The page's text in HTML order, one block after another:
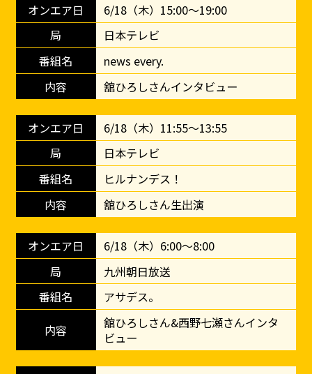
6/18（木）15:00～19:00
日本テレビ
news every.
舘ひろしさんインタビュー
6/18（木）11:55～13:55
日本テレビ
ヒルナンデス！
舘ひろしさん生出演
6/18（木）6:00～8:00
九州朝日放送
アサデス。
舘ひろしさん&西野七瀬さんインタ
ビュー